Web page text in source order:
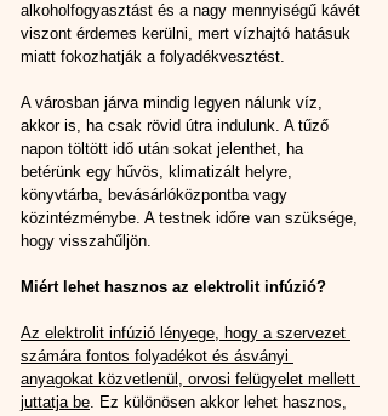
alkoholfogyasztást és a nagy mennyiségű kávét
viszont érdemes kerülni, mert vízhajtó hatásuk
miatt fokozhatják a folyadékvesztést.
A városban járva mindig legyen nálunk víz,
akkor is, ha csak rövid útra indulunk. A tűző
napon töltött idő után sokat jelenthet, ha
betérünk egy hűvös, klimatizált helyre,
könyvtárba, bevásárlóközpontba vagy
közintézménybe. A testnek időre van szüksége,
hogy visszahűljön.
Miért lehet hasznos az elektrolit infúzió?
Az elektrolit infúzió lényege, hogy a szervezet
számára fontos folyadékot és ásványi
anyagokat közvetlenül, orvosi felügyelet mellett
juttatja be. Ez különösen akkor lehet hasznos,